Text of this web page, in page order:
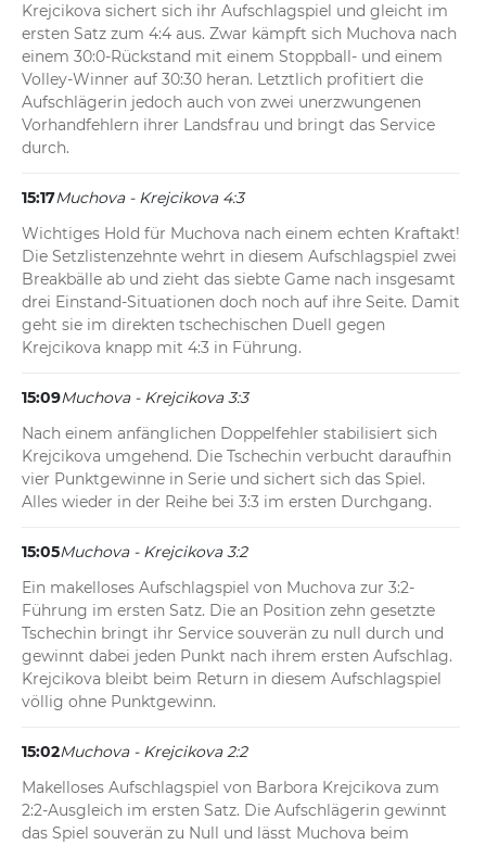
Krejcikova sichert sich ihr Aufschlagspiel und gleicht im
ersten Satz zum 4:4 aus. Zwar kämpft sich Muchova nach
einem 30:0-Rückstand mit einem Stoppball- und einem
Volley-Winner auf 30:30 heran. Letztlich profitiert die
Aufschlägerin jedoch auch von zwei unerzwungenen
Vorhandfehlern ihrer Landsfrau und bringt das Service
durch.
15:17Muchova - Krejcikova 4:3
Wichtiges Hold für Muchova nach einem echten Kraftakt!
Die Setzlistenzehnte wehrt in diesem Aufschlagspiel zwei
Breakbälle ab und zieht das siebte Game nach insgesamt
drei Einstand-Situationen doch noch auf ihre Seite. Damit
geht sie im direkten tschechischen Duell gegen
Krejcikova knapp mit 4:3 in Führung.
15:09Muchova - Krejcikova 3:3
Nach einem anfänglichen Doppelfehler stabilisiert sich
Krejcikova umgehend. Die Tschechin verbucht daraufhin
vier Punktgewinne in Serie und sichert sich das Spiel.
Alles wieder in der Reihe bei 3:3 im ersten Durchgang.
15:05Muchova - Krejcikova 3:2
Ein makelloses Aufschlagspiel von Muchova zur 3:2-
Führung im ersten Satz. Die an Position zehn gesetzte
Tschechin bringt ihr Service souverän zu null durch und
gewinnt dabei jeden Punkt nach ihrem ersten Aufschlag.
Krejcikova bleibt beim Return in diesem Aufschlagspiel
völlig ohne Punktgewinn.
15:02Muchova - Krejcikova 2:2
Makelloses Aufschlagspiel von Barbora Krejcikova zum
2:2-Ausgleich im ersten Satz. Die Aufschlägerin gewinnt
das Spiel souverän zu Null und lässt Muchova beim